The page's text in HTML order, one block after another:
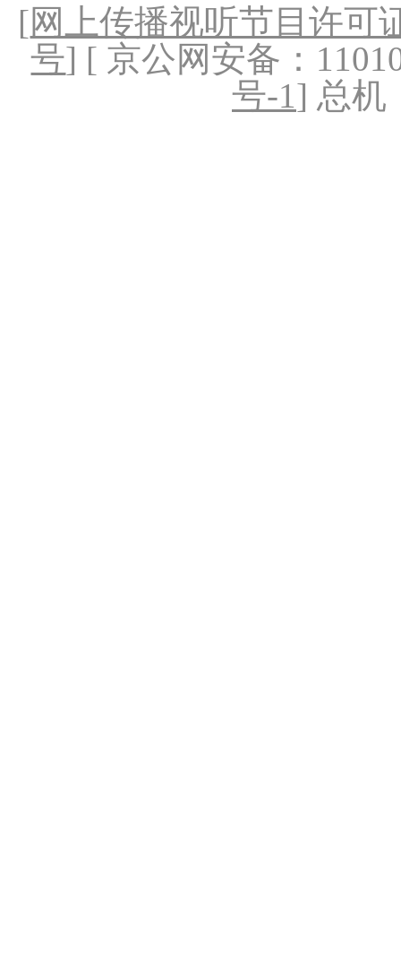
[网上传播视听节目许可
号] [ 京公网安备：
号-1] 总机